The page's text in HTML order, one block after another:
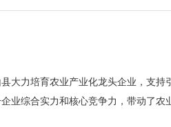
大力培育农业产业化龙头企业，支
业综合实力和核心竞争力，带动了农